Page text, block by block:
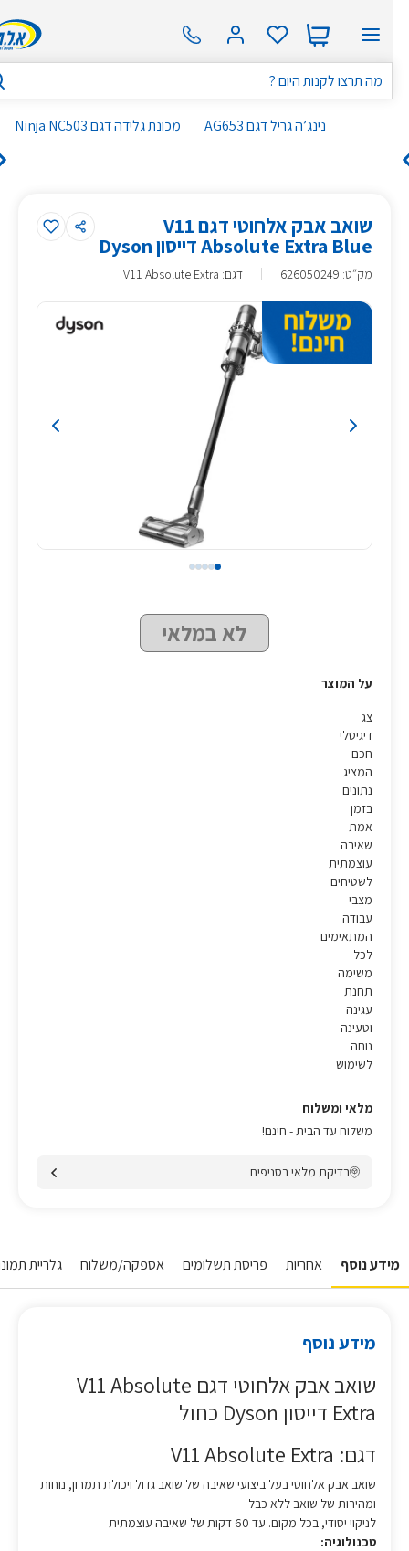
נינג’ה גריל דגם AG653 מכונת גלידה דגם Ninja NC503
שואב אבק אלחוטי דגם V11
Absolute Extra Blue דייסון Dyson
מק״ט:
626050249 דגם: V11 Absolute Extra
לא במלאי
על המוצר
צג
דיגיטלי
חכם
המציג
נתונים
בזמן
אמת
שאיבה
עוצמתית
לשטיחים
מצבי
עבודה
המתאימים
לכל
משימה
תחנת
עגינה
וטעינה
נוחה
לשימוש
מלאי ומשלוח
משלוח עד הבית - חינם!
בדיקת מלאי בסניפים
מידע נוסף אחריות פריסת תשלומים אספקה/משלוח גלריית
מידע נוסף
שואב אבק אלחוטי דגם V11 Absolute
Extra דייסון Dyson כחול
דגם: V11 Absolute Extra
שואב אבק אלחוטי בעל ביצועי שאיבה של שואב גדול ויכולת תמרון, נוחות
ומהירות של שואב ללא כבל
לניקוי יסודי, בכל מקום. עד 60 דקות של שאיבה עוצמתית
טכנולוגיה: